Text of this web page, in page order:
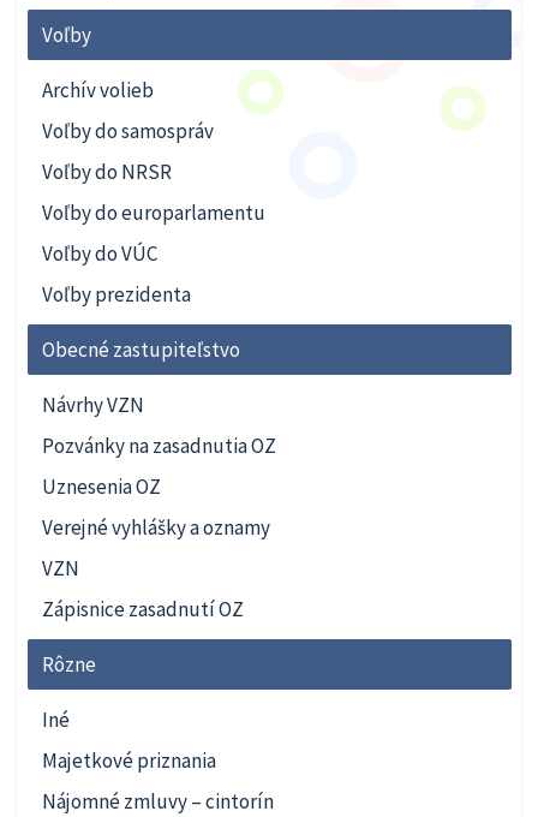
Voľby
Archív volieb
Voľby do samospráv
Voľby do NRSR
Voľby do europarlamentu
Voľby do VÚC
Voľby prezidenta
Obecné zastupiteľstvo
Návrhy VZN
Pozvánky na zasadnutia OZ
Uznesenia OZ
Verejné vyhlášky a oznamy
VZN
Zápisnice zasadnutí OZ
Rôzne
Iné
Majetkové priznania
Nájomné zmluvy – cintorín